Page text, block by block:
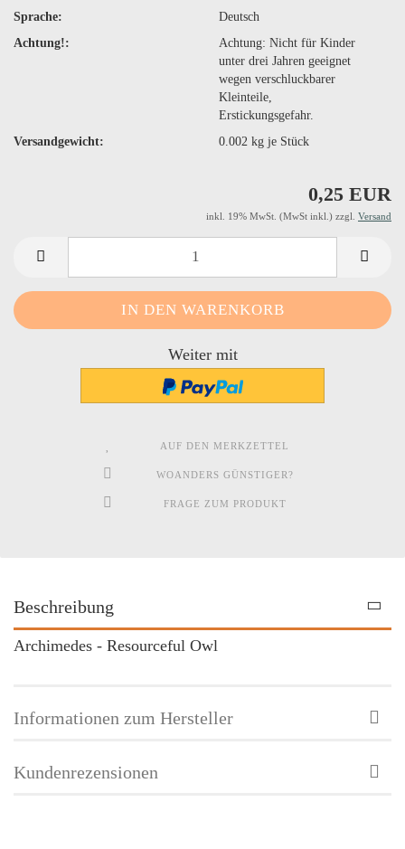
Sprache:
Deutsch
Achtung!:
Achtung: Nicht für Kinder
unter drei Jahren geeignet
wegen verschluckbarer
Kleinteile,
Erstickungsgefahr.
Versandgewicht:
0.002kg je Stück
0,25 EUR
inkl. 19% MwSt. (MwSt inkl.) zzgl. Versand
Weiter mit
AUF DEN MERKZETTEL
WOANDERS GÜNSTIGER?
FRAGE ZUM PRODUKT
Beschreibung
Archimedes - Resourceful Owl
Informationen zum Hersteller
Kundenrezensionen